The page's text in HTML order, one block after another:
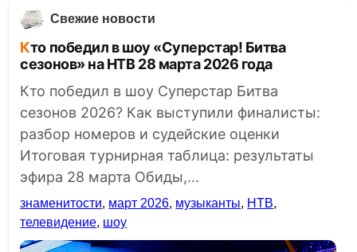
Свежие новости
Кто победил в шоу «Суперстар! Битва
сезонов» на НТВ 28 марта 2026 года
Кто победил в шоу Суперстар Битва
сезонов 2026? Как выступили финалисты:
разбор номеров и судейские оценки
Итоговая турнирная таблица: результаты
эфира 28 марта Обиды,...
знаменитости, март 2026, музыканты, НТВ,
телевидение, шоу